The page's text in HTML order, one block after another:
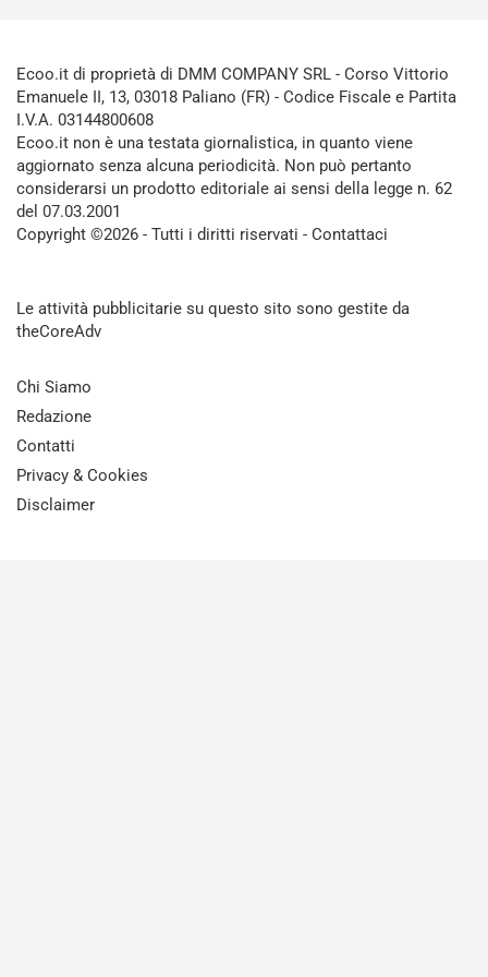
Ecoo.it di proprietà di DMM COMPANY SRL - Corso Vittorio
Emanuele II, 13, 03018 Paliano (FR) - Codice Fiscale e Partita
I.V.A. 03144800608
Ecoo.it non è una testata giornalistica, in quanto viene
aggiornato senza alcuna periodicità. Non può pertanto
considerarsi un prodotto editoriale ai sensi della legge n. 62
del 07.03.2001
Copyright ©2026 - Tutti i diritti riservati - Contattaci
Le attività pubblicitarie su questo sito sono gestite da
theCoreAdv
Chi Siamo
Redazione
Contatti
Privacy & Cookies
Disclaimer